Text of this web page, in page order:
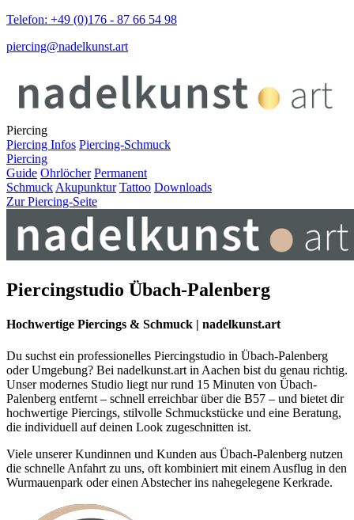
Telefon: +49 (0)176 - 87 66 54 98
piercing@nadelkunst.art
Piercing
Piercing Infos Piercing-Schmuck
Piercing
Guide Ohrlöcher Permanent
Schmuck Akupunktur Tattoo Downloads
Zur Piercing-Seite
Piercingstudio Übach-Palenberg
Hochwertige Piercings & Schmuck | nadelkunst.art
Du suchst ein professionelles Piercingstudio in Übach-Palenberg
oder Umgebung? Bei nadelkunst.art in Aachen bist du genau richtig.
Unser modernes Studio liegt nur rund 15 Minuten von Übach-
Palenberg entfernt – schnell erreichbar über die B57 – und bietet dir
hochwertige Piercings, stilvolle Schmuckstücke und eine Beratung,
die individuell auf deinen Look zugeschnitten ist.
Viele unserer Kundinnen und Kunden aus Übach-Palenberg nutzen
die schnelle Anfahrt zu uns, oft kombiniert mit einem Ausflug in den
Wurmauenpark oder einen Abstecher ins nahegelegene Kerkrade.